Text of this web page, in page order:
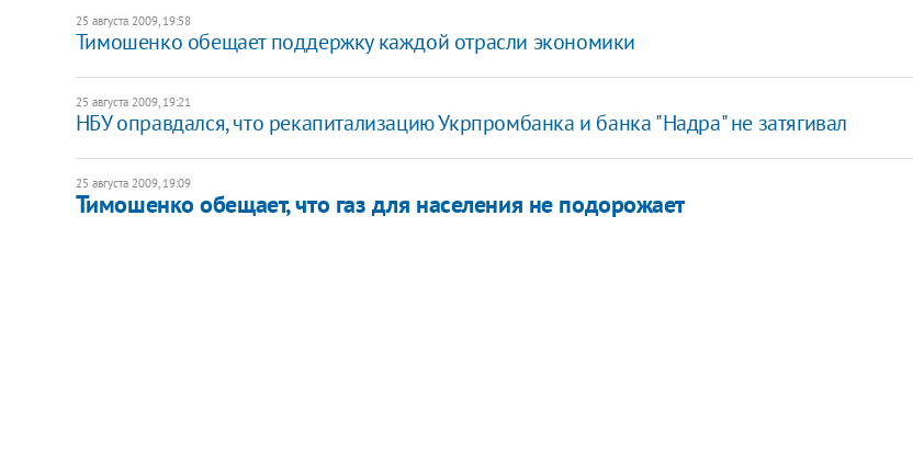
25 августа 2009, 19:58
Тимошенко обещает поддержку каждой отрасли экономики
25 августа 2009, 19:21
НБУ оправдался, что рекапитализацию Укрпромбанка и банка "Надра" не затягивал
25 августа 2009, 19:09
Тимошенко обещает, что газ для населения не подорожает